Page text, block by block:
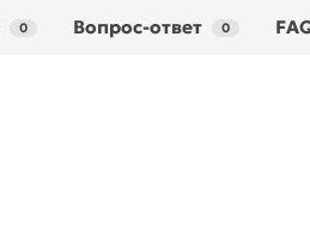
0 Вопрос-ответ 0